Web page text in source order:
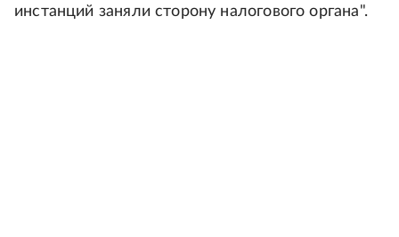
инстанций заняли сторону налогового органа".